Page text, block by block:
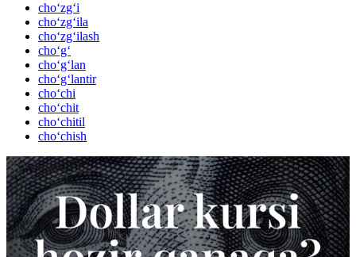
cho‘zg‘i
cho‘zg‘ila
cho‘zg‘ilash
cho‘g‘
cho‘g‘lan
cho‘g‘lantir
cho‘chi
cho‘chit
cho‘chitil
cho‘chish